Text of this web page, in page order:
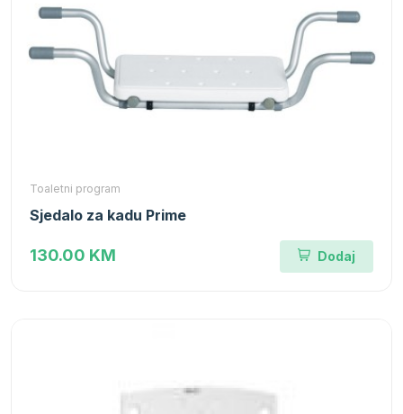
Toaletni program
Sjedalo za kadu Prime
130.00 KM Dodaj